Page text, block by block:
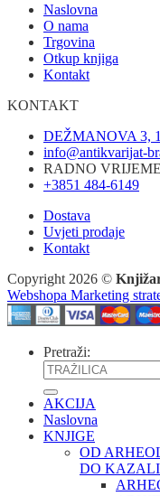
Naslovna
O nama
Trgovina
Otkup knjiga
Kontakt
KONTAKT
DEŽMANOVA 3,
info@antikvarijat-
RADNO
+3851 484-6149
Dostava
Uvjeti prodaje
Kontakt
Copyright 2026 ©
Webshopa Marketing
Pretraži:
AKCIJA
Naslovna
KNJIGE
OD
DO